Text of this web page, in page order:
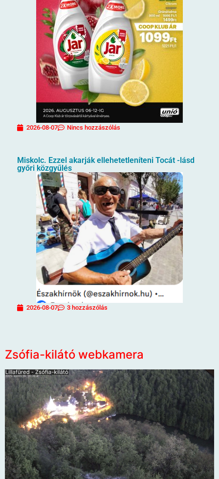
2026-08-07 Nincs hozzászólás
Miskolc. Ezzel akarják ellehetetleníteni Tocát -lásd
győri közgyűlés
2026-08-07 3 hozzászólás
Zsófia-kilátó webkamera